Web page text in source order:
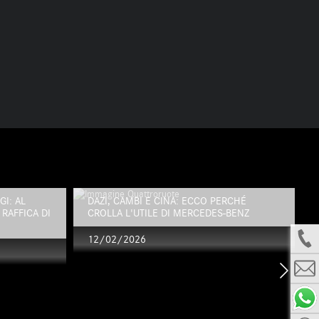
AL
DI
DAZI, CAMBI E CINA: ECCO PERCHÉ
CROLLA L'UTILE DI MERCEDES-BENZ
12/02/2026